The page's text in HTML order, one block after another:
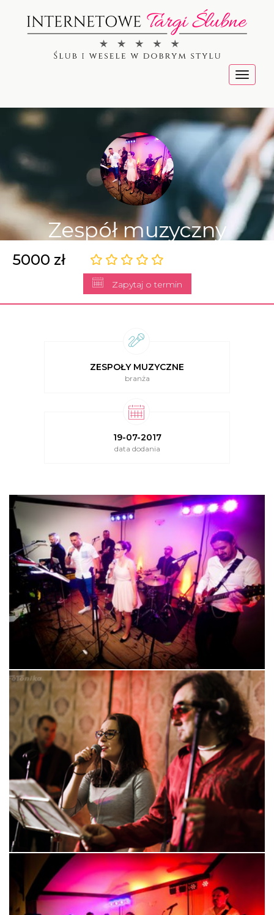
Menu
Zespół muzyczny
5000 zł
Zapytaj o termin
ZESPOŁY MUZYCZNE
branża
19-07-2017
data dodania